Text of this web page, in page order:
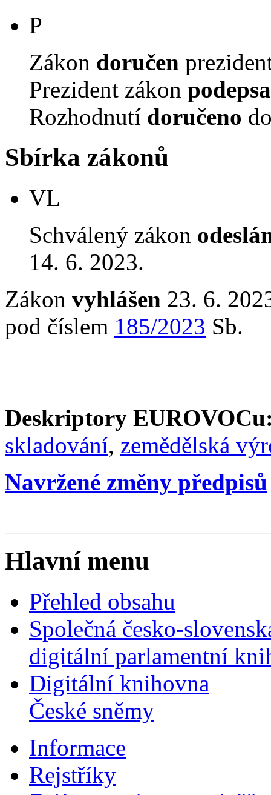
P
Zákon doručen
Prezident zákon
Rozhodnutí doručeno
Sbírka zákonů
VL
Schválený zákon
14. 6. 2023.
Zákon vyhlášen 23. 6.
pod číslem 185/2023 Sb.
Deskriptory
skladování, zemědělská
Navržené změny předpisů
Hlavní menu
Přehled obsahu
Společná česko-
digitální parlamentní
Digitální knihovna
České sněmy
Informace
Rejstříky